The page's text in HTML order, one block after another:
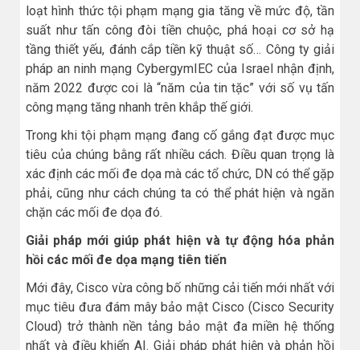
loạt hình thức tội phạm mạng gia tăng về mức độ, tần
suất như tấn công đòi tiền chuộc, phá hoại cơ sở hạ
tầng thiết yếu, đánh cắp tiền kỹ thuật số… Công ty giải
pháp an ninh mạng CybergymIEC của Israel nhận định,
năm 2022 được coi là “năm của tin tặc” với số vụ tấn
công mạng tăng nhanh trên khắp thế giới.
Trong khi tội phạm mạng đang cố gắng đạt được mục
tiêu của chúng bằng rất nhiều cách. Điều quan trọng là
xác định các mối đe dọa mà các tổ chức, DN có thể gặp
phải, cũng như cách chúng ta có thể phát hiện và ngăn
chặn các mối đe dọa đó.
Giải pháp mới giúp phát hiện và tự động hóa phản
hồi các mối đe dọa mạng tiên tiến
Mới đây, Cisco vừa công bố những cải tiến mới nhất với
mục tiêu đưa đám mây bảo mật Cisco (Cisco Security
Cloud) trở thành nền tảng bảo mật đa miền hệ thống
nhất và điều khiển AI. Giải pháp phát hiện và phản hồi